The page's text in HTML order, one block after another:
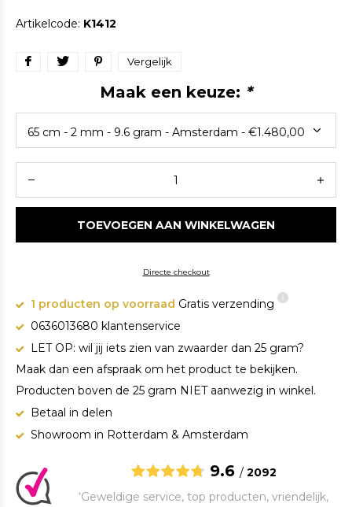
Artikelcode: K1412
Vergelijk
Maak een keuze: *
TOEVOEGEN AAN WINKELWAGEN
Directe checkout
1 producten op voorraad Gratis verzending
0636013680 klantenservice
LET OP: wil jij iets zien van zwaarder dan 25 gram?
Maak dan een afspraak om het product te bekijken.
Producten boven de 25 gram NIET aanwezig in winkel.
Betaal in delen
Showroom in Rotterdam & Amsterdam
9.6 / 2092
‘Geweldige service, top producten, vriendelijk,